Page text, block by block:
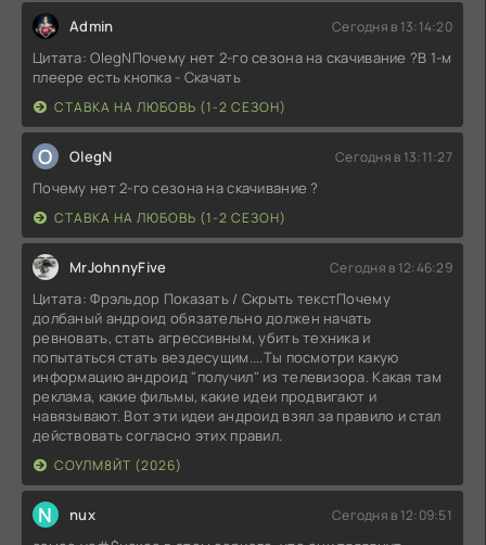
Admin Сегодня в 13:14:20
Цитата: OlegNПочему нет 2-го сезона на скачивание ?В 1-м
плеере есть кнопка - Скачать
СТАВКА НА ЛЮБОВЬ (1-2 СЕЗОН)
O OlegN Сегодня в 13:11:27
Почему нет 2-го сезона на скачивание ?
СТАВКА НА ЛЮБОВЬ (1-2 СЕЗОН)
MrJohnnyFive Сегодня в 12:46:29
Цитата: Фрэльдор Показать / Скрыть текстПочему
долбаный андроид обязательно должен начать
ревновать, стать агрессивным, убить техника и
попытаться стать вездесущим....Ты посмотри какую
информацию андроид "получил" из телевизора. Какая там
реклама, какие фильмы, какие идеи продвигают и
навязывают. Вот эти идеи андроид взял за правило и стал
действовать согласно этих правил.
СОУЛМ8ЙТ (2026)
N nux Сегодня в 12:09:51